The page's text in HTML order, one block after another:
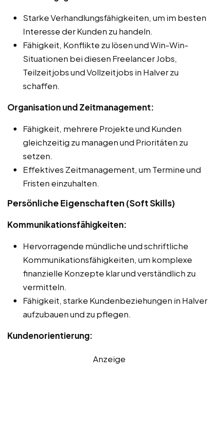
Starke Verhandlungsfähigkeiten, um im besten
Interesse der Kunden zu handeln.
Fähigkeit, Konflikte zu lösen und Win-Win-
Situationen bei diesen Freelancer Jobs,
Teilzeitjobs und Vollzeitjobs in Halver zu
schaffen.
Organisation und Zeitmanagement:
Fähigkeit, mehrere Projekte und Kunden
gleichzeitig zu managen und Prioritäten zu
setzen.
Effektives Zeitmanagement, um Termine und
Fristen einzuhalten.
Persönliche Eigenschaften (Soft Skills)
Kommunikationsfähigkeiten:
Hervorragende mündliche und schriftliche
Kommunikationsfähigkeiten, um komplexe
finanzielle Konzepte klar und verständlich zu
vermitteln.
Fähigkeit, starke Kundenbeziehungen in Halver
aufzubauen und zu pflegen.
Kundenorientierung:
Anzeige